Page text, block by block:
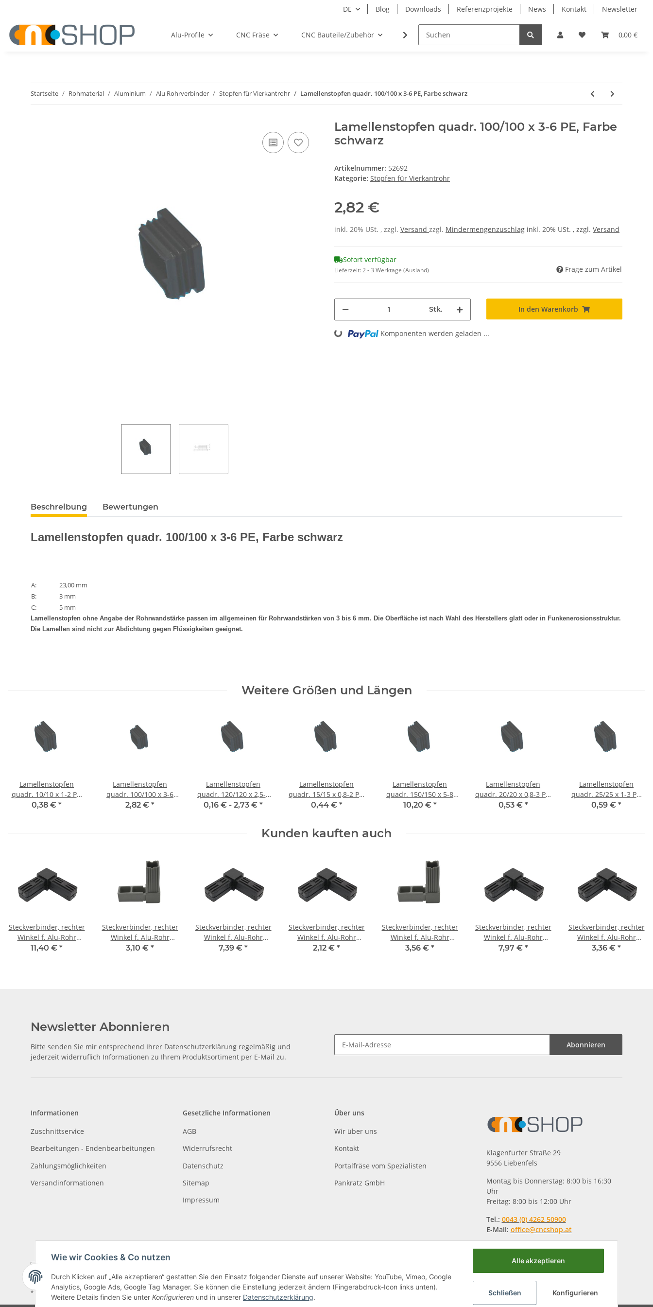
DE Blog Downloads Referenzprojekte News Kontakt Newsletter
0,00 €
Alu-Profile CNC Fräse CNC Bauteile/Zubehör Elektro Lagertechnik Lineartechnik
Startseite Rohmaterial Aluminium Alu Rohrverbinder Stopfen für Vierkantrohr Lamellenstopfen quadr. 100/100 x 3-6 PE, Farbe schwarz
Lamellenstopfen quadr. 100/100 x 3-6 PE, Farbe
schwarz
Artikelnummer: 52692
Kategorie: Stopfen für Vierkantrohr
2,82 €
inkl. 20% USt. , zzgl. Versand zzgl. Mindermengenzuschlag inkl. 20% USt. , zzgl. Versand
Sofort verfügbar
Lieferzeit:2 - 3 Werktage (Ausland) Frage zum Artikel
Stk. In den Warenkorb
Loading... Komponenten werden geladen ...
Beschreibung Bewertungen
Lamellenstopfen quadr. 100/100 x 3-6 PE, Farbe schwarz
A:
23,00 mm
B:
3 mm
C:
5 mm
Lamellenstopfen ohne Angabe der Rohrwandstärke passen im allgemeinen für Rohrwandstärken von 3 bis 6 mm. Die Oberfläche ist nach Wahl des Herstellers glatt oder in Funkenerosionsstruktur.
Die Lamellen sind nicht zur Abdichtung gegen Flüssigkeiten geeignet.
Weitere Größen und Längen
Lamellenstopfen
quadr. 10/10 x 1-2 PE,
Farbe schwarz
0,38 € *
Lamellenstopfen
quadr. 100/100 x 3-6
PE, Farbe schwarz
2,82 € *
Lamellenstopfen
quadr. 120/120 x 2,5-5
PE, Farbe schwarz
0,16 € - 2,73 € *
Lamellenstopfen
quadr. 15/15 x 0,8-2 PE,
Farbe schwarz
0,44 € *
Lamellenstopfen
quadr. 150/150 x 5-8
PE, Farbe schwarz
10,20 € *
Lamellenstopfen
quadr. 20/20 x 0,8-3 PE,
Farbe schwarz
0,53 € *
Lamellenstopfen
quadr. 25/25 x 1-3 PE,
Farbe schwarz
0,59 € *
Kunden kauften auch
Steckverbinder, rechter
Winkel f. Alu-Rohr
20x20x 2,0mm, PA
11,40 € *
Steckverbinder, rechter
Winkel f. Alu-Rohr
20x20x1,5 mm, PA grau
3,10 € *
Steckverbinder, rechter
Winkel f. Alu-Rohr
20x20x1,5 mm, PA
7,39 € *
Steckverbinder, rechter
Winkel f. Alu-Rohr
20x20x1,5 mm, PA
2,12 € *
Steckverbinder, rechter
Winkel f. Alu-Rohr
25x25x1,5 mm, PA grau
3,56 € *
Steckverbinder, rechter
Winkel f. Alu-Rohr
25x25x1,5 mm, PA
7,97 € *
Steckverbinder, rechter
Winkel f. Alu-Rohr
25x25x1,5 mm, PA
3,36 € *
Newsletter Abonnieren
Bitte senden Sie mir entsprechend Ihrer Datenschutzerklärung regelmäßig und
jederzeit widerruflich Informationen zu Ihrem Produktsortiment per E-Mail zu.
Abonnieren
Informationen
Zuschnittservice
Bearbeitungen - Endenbearbeitungen
Zahlungsmöglichkeiten
Versandinformationen
Gesetzliche Informationen
AGB
Widerrufsrecht
Datenschutz
Sitemap
Impressum
Über uns
Wir über uns
Kontakt
Portalfräse vom Spezialisten
Pankratz GmbH
Klagenfurter Straße 29
9556 Liebenfels
Montag bis Donnerstag: 8:00 bis 16:30
Uhr
Freitag: 8:00 bis 12:00 Uhr
Tel.: 0043 (0) 4262 50900
E-Mail: office@cncshop.at
* Alle Preise inkl. gesetzlicher USt., zzgl. Versand , zzgl. Mindermengenzuschlag
Wie wir Cookies & Co nutzen
Durch Klicken auf „Alle akzeptieren“ gestatten Sie den Einsatz folgender Dienste auf unserer Website: YouTube, Vimeo, Google
Analytics, Google Ads, Google Tag Manager. Sie können die Einstellung jederzeit ändern (Fingerabdruck-Icon links unten).
Weitere Details finden Sie unter Konfigurieren und in unserer Datenschutzerklärung.
Alle akzeptieren
Schließen Konfigurieren